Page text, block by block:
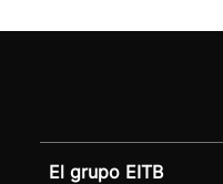
El grupo EITB